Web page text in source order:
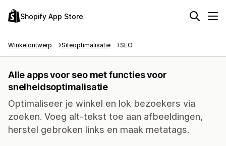
Shopify App Store
Winkelontwerp Siteoptimalisatie SEO
Alle apps voor seo met functies voor
snelheidsoptimalisatie
Optimaliseer je winkel en lok bezoekers via
zoeken. Voeg alt-tekst toe aan afbeeldingen,
herstel gebroken links en maak metatags.